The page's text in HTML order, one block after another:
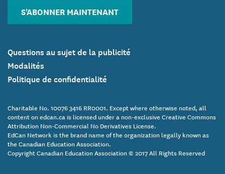
S'ABONNER MAINTENANT
Questions au sujet de la publicité
Modalités
Politique de confidentialité
Charitable No. 10076 3416 RR0001. Except where otherwise noted, all
content on edcan.ca is licensed under a non-exclusive Creative Commons
Attribution Non-Commercial No Derivatives License.
EdCan Network is the brand name of the organization legally known as
the Canadian Education Association.
Copyright Canadian Education Association © 2017 All Rights Reserved